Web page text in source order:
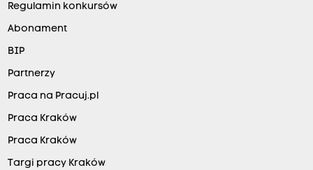
Regulamin konkursów
Abonament
BIP
Partnerzy
Praca na Pracuj.pl
Praca Kraków
Praca Kraków
Targi pracy Kraków